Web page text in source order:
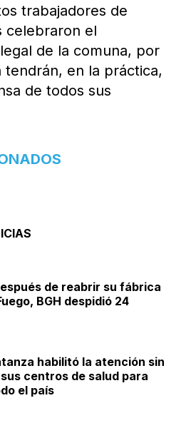
trabajadores de
celebraron el
de la comuna, por
tendrán, en la práctica,
de todos sus
de reabrir su fábrica
BGH despidió 24
habilitó la atención sin
centros de salud para
el país